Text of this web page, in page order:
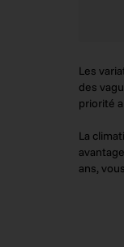
Les
des
priorité
La
ans,